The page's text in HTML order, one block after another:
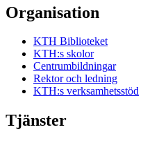
Organisation
KTH Biblioteket
KTH:s skolor
Centrumbildningar
Rektor och ledning
KTH:s verksamhetsstöd
Tjänster